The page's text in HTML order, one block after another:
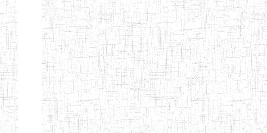
DE L'IPEP DE
BANDJOUN
ENIEG PRIVEE
NANFAH
07/09/2012 ENIEG
ENPIEG TERESA
JANE
14/03/2014 ENIEG